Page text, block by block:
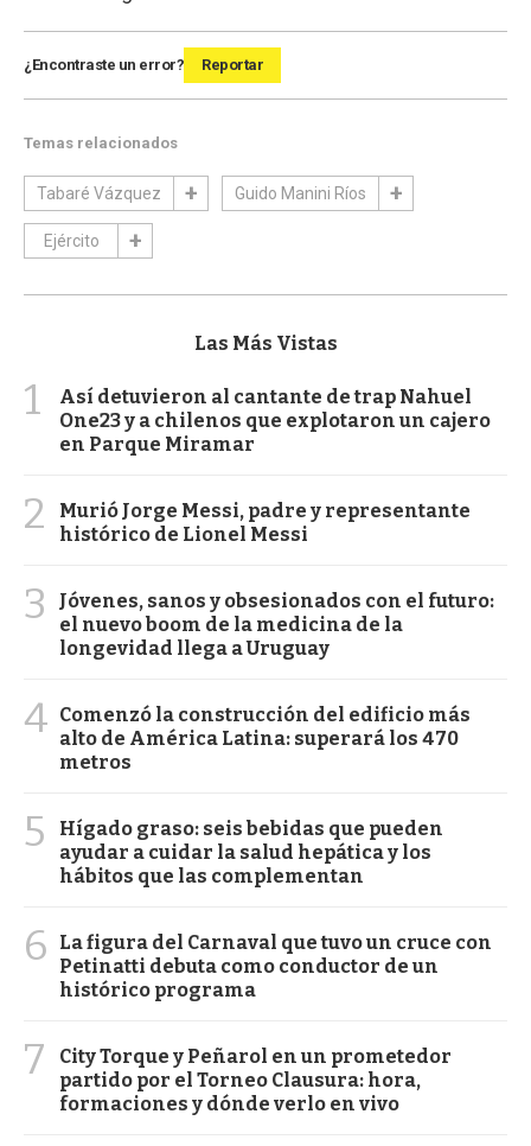
¿Encontraste un error? Reportar
Temas relacionados
Tabaré Vázquez Guido Manini Ríos
Ejército
Las Más Vistas
1
Así detuvieron al cantante de trap Nahuel
One23 y a chilenos que explotaron un cajero
en Parque Miramar
2
Murió Jorge Messi, padre y representante
histórico de Lionel Messi
3
Jóvenes, sanos y obsesionados con el futuro:
el nuevo boom de la medicina de la
longevidad llega a Uruguay
4 Comenzó la construcción del edificio más
alto de América Latina: superará los 470
metros
5
Hígado graso: seis bebidas que pueden
ayudar a cuidar la salud hepática y los
hábitos que las complementan
6
La figura del Carnaval que tuvo un cruce con
Petinatti debuta como conductor de un
histórico programa
7
City Torque y Peñarol en un prometedor
partido por el Torneo Clausura: hora,
formaciones y dónde verlo en vivo